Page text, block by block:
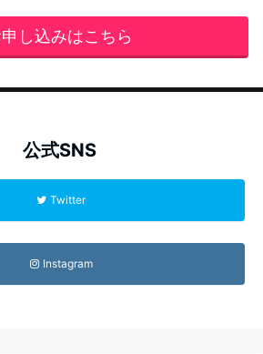
し込みはこちら
公式SNS
Twitter
Instagram